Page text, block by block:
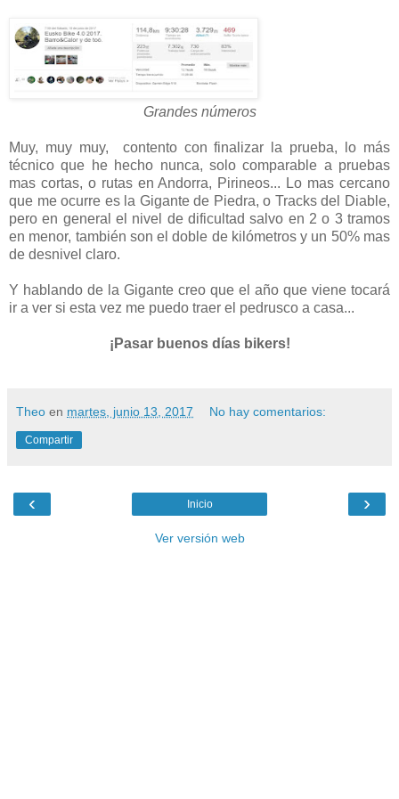
Grandes números
Muy, muy muy, contento con finalizar la prueba, lo más
técnico que he hecho nunca, solo comparable a pruebas
mas cortas, o rutas en Andorra, Pirineos... Lo mas cercano
que me ocurre es la Gigante de Piedra, o Tracks del Diable,
pero en general el nivel de dificultad salvo en 2 o 3 tramos
en menor, también son el doble de kilómetros y un 50% mas
de desnivel claro.
Y hablando de la Gigante creo que el año que viene tocará
ir a ver si esta vez me puedo traer el pedrusco a casa...
¡Pasar buenos días bikers!
Theo en martes, junio 13, 2017 No hay comentarios:
Compartir
‹ ›
Inicio
Ver versión web